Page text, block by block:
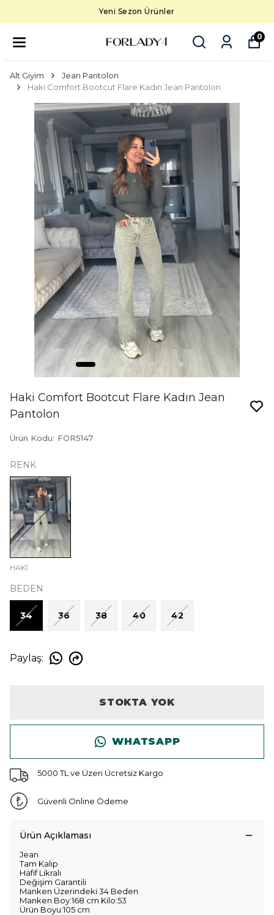
Yeni Sezon Ürünler
0
Alt Giyim
Jean Pantolon
Haki Comfort Bootcut Flare Kadın Jean Pantolon
Haki Comfort Bootcut Flare Kadın Jean
Pantolon
Ürün Kodu: FOR5147
RENK
HAKİ
BEDEN
34 36 38 40 42
Paylaş:
STOKTA YOK
WHATSAPP
5000 TL ve Üzeri Ücretsiz Kargo
Güvenli Online Ödeme
Ürün Açıklaması
Jean
Tam Kalıp
Hafif Likralı
Değişim Garantili
Manken Üzerindeki 34 Beden
Manken Boy:168 cm Kilo:53
Ürün Boyu:105 cm